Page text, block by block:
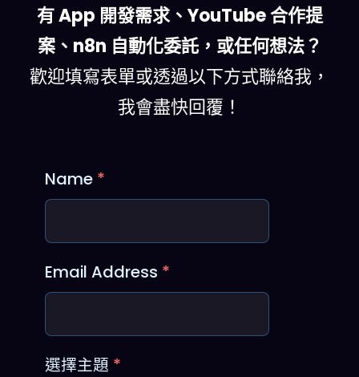
有 App 開發需求、YouTube 合作提
案、n8n 自動化委託，或任何想法？
歡迎填寫表單或透過以下方式聯絡我，
我會盡快回覆！
Name *
Email Address *
選擇主題 *